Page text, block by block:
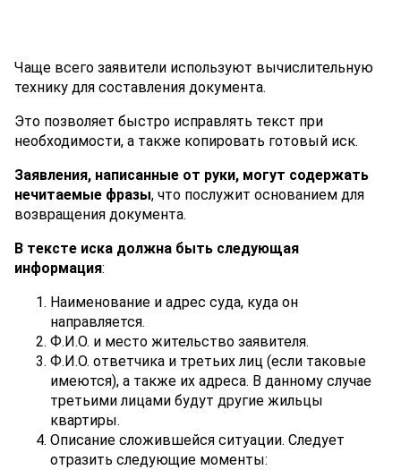
Чаще всего заявители используют вычислительную
технику для составления документа.
Это позволяет быстро исправлять текст при
необходимости, а также копировать готовый иск.
Заявления, написанные от руки, могут содержать
нечитаемые фразы, что послужит основанием для
возвращения документа.
В тексте иска должна быть следующая
информация:
Наименование и адрес суда, куда он
направляется.
Ф.И.О. и место жительство заявителя.
Ф.И.О. ответчика и третьих лиц (если таковые
имеются), а также их адреса. В данному случае
третьими лицами будут другие жильцы
квартиры.
Описание сложившейся ситуации. Следует
отразить следующие моменты: